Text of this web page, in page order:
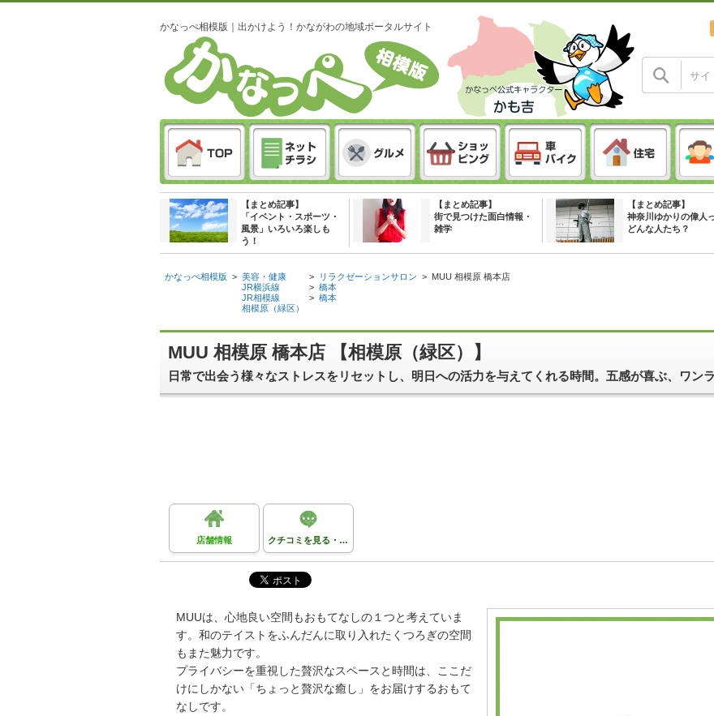
かなっぺ相模版｜出かけよう！かながわの地域ポータルサイト
【まとめ記事】
「イベント・スポーツ・
風景」いろいろ楽しも
う！
【まとめ記事】
街で見つけた面白情報・
雑学
【まとめ記事】
神奈川ゆかりの偉人
どんな人たち？
かなっぺ相模版 > 美容・健康
JR横浜線
JR相模線
相模原（緑区）
>
リラクゼーションサロン
> 橋本
> 橋本
> MUU 相模原 橋本店
MUU 相模原 橋本店 【相模原（緑区）】
日常で出会う様々なストレスをリセットし、明日への活力を与えてくれる時間。五感が喜ぶ、ワン
店舗情報 クチコミを見る・投稿する
MUUは、心地良い空間もおもてなしの１つと考えていま
す。和のテイストをふんだんに取り入れたくつろぎの空間
もまた魅力です。
プライバシーを重視した贅沢なスペースと時間は、ここだ
けにしかない「ちょっと贅沢な癒し」をお届けするおもて
なしです。